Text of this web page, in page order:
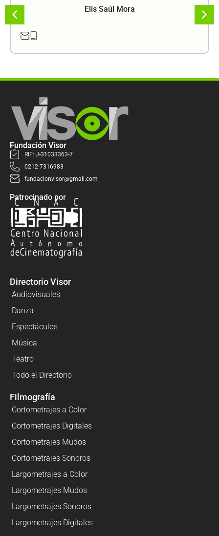
Elis Saúl Mora
Fundación Visor
RIF: J-31033363-7
0212-7316983
fundacionvisor@gmail.com
Patrocinado por
Directorio Visor
Audiovisuales
Danza
Espectáculos
Música
Teatro
Todo el Directorio
Filmografía
Cortometrajes a Color
Cortometrajes Digitales
Cortometrajes Mudos
Cortometrajes Sonoros
Largometrajes a Color
Largometrajes Mudos
Largometrajes Sonoros
Largometrajes Digitales